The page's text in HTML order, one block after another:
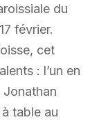
du
février.
cet
: l’un en
Jonathan
table au